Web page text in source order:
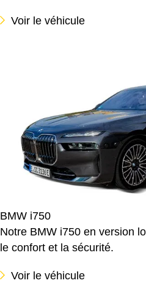
Voir le véhicule
BMW i750
Notre BMW i750 en version
le confort et la sécurité.
Voir le véhicule